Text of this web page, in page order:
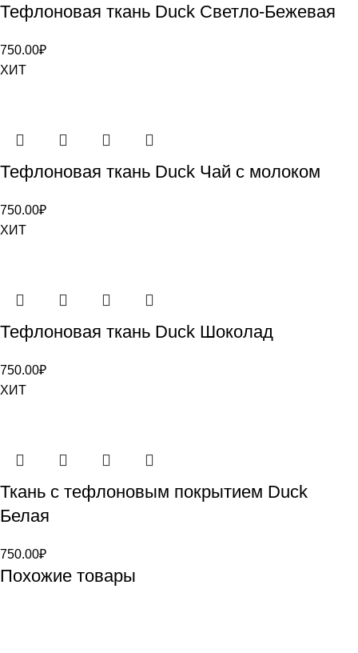
Тефлоновая ткань Duck Светло-Бежевая
750.00₽
ХИТ
Тефлоновая ткань Duck Чай с молоком
750.00₽
ХИТ
Тефлоновая ткань Duck Шоколад
750.00₽
ХИТ
Ткань с тефлоновым покрытием Duck
Белая
750.00₽
Похожие товары